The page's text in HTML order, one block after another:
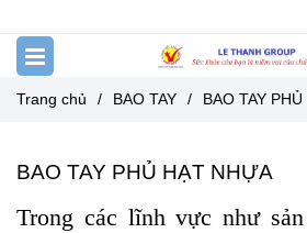
Trang chủ / BAO TAY / BAO TAY
BAO TAY PHỦ HẠT NHỰA
Trong các lĩnh vực như